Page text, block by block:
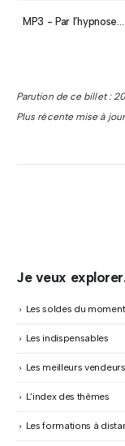
MP3 - Par
Parution de ce billet :
Plus récente mise à
Je veux
Les soldes du moment
Les indispensables
Les meilleurs vendeurs
L’index des thèmes
Les formations à